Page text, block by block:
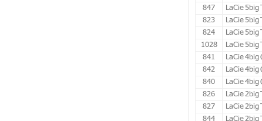
847
LaCie
823
LaCie
824
LaCie
1028
LaCie
841
LaCie
842
LaCie
840
LaCie
826
LaCie
827
LaCie